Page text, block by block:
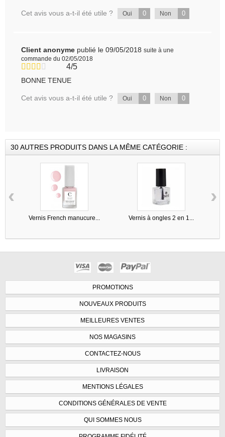
Cet avis vous a-t-il été utile ? Oui 0 Non 0
Client anonyme publié le 09/05/2018 suite à une
commande du 02/05/2018
4/5
BONNE TENUE
Cet avis vous a-t-il été utile ? Oui 0 Non 0
30 AUTRES PRODUITS DANS LA MÊME CATÉGORIE :
Vernis French manucure... Vernis à ongles 2 en 1...
‹ ›
PROMOTIONS
NOUVEAUX PRODUITS
MEILLEURES VENTES
NOS MAGASINS
CONTACTEZ-NOUS
LIVRAISON
MENTIONS LÉGALES
CONDITIONS GÉNÉRALES DE VENTE
QUI SOMMES NOUS